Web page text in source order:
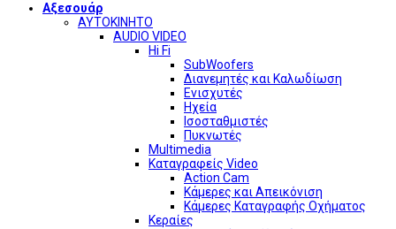
Αξεσουάρ
ΑΥΤΟΚΙΝΗΤΟ
AUDIO VIDEO
Hi Fi
SubWoofers
Διανεμητές και Καλωδίωση
Ενισχυτές
Ηχεία
Ισοσταθμιστές
Πυκνωτές
Multimedia
Καταγραφείς Video
Action Cam
Κάμερες και Απεικόνιση
Κάμερες Καταγραφής Οχήματος
Κεραίες